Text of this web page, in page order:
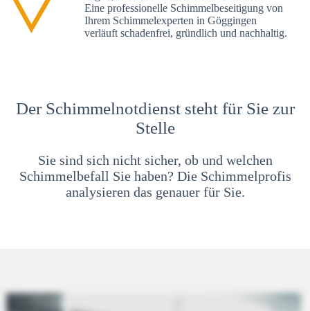
Eine professionelle Schimmelbeseitigung von
Ihrem Schimmelexperten in Göggingen
verläuft schadenfrei, gründlich und nachhaltig.
Der Schimmelnotdienst steht für Sie zur
Stelle
Sie sind sich nicht sicher, ob und welchen
Schimmelbefall Sie haben? Die Schimmelprofis
analysieren das genauer für Sie.